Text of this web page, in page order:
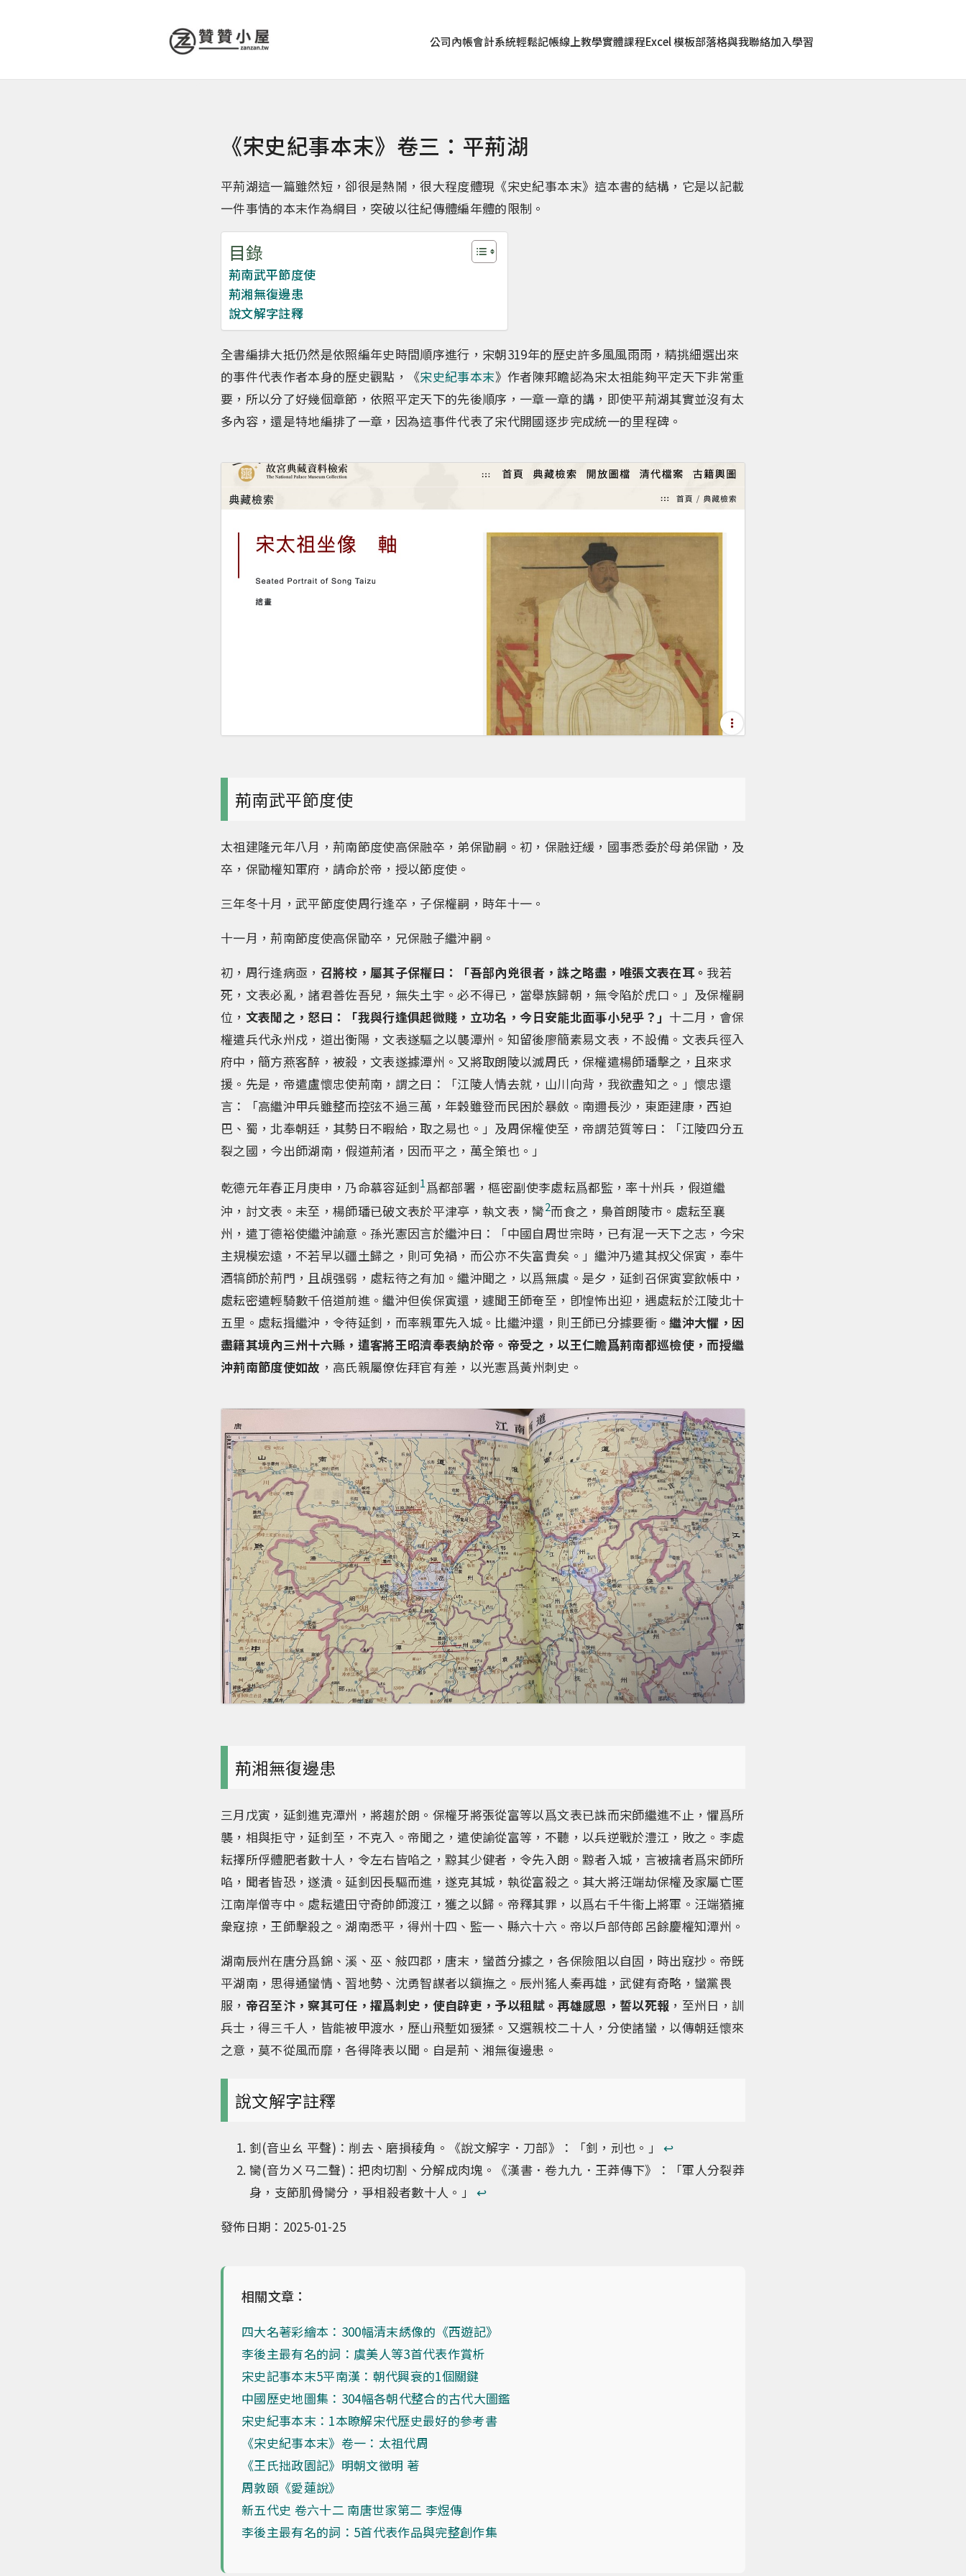
公司內帳會計系統輕鬆記帳線上教學實體課程Excel 模板部落格與我聯絡加入學習
《宋史紀事本末》卷三：平荊湖
平荊湖這一篇雖然短，卻很是熱鬧，很大程度體現《宋史紀事本末》這本書的結構，它是以記載
一件事情的本末作為綱目，突破以往紀傳體編年體的限制。
目錄
荊南武平節度使
荊湘無復邊患
說文解字註釋
全書編排大抵仍然是依照編年史時間順序進行，宋朝319年的歷史許多風風雨雨，精挑細選出來
的事件代表作者本身的歷史觀點，《宋史紀事本末》作者陳邦瞻認為宋太祖能夠平定天下非常重
要，所以分了好幾個章節，依照平定天下的先後順序，一章一章的講，即使平荊湖其實並沒有太
多內容，還是特地編排了一章，因為這事件代表了宋代開國逐步完成統一的里程碑。
荊南武平節度使
太祖建隆元年八月，荊南節度使高保融卒，弟保勖嗣。初，保融迂緩，國事悉委於母弟保勖，及
卒，保勖權知軍府，請命於帝，授以節度使。
三年冬十月，武平節度使周行逢卒，子保權嗣，時年十一。
十一月，荊南節度使高保勖卒，兄保融子繼沖嗣。
初，周行逢病亟， 召將校，屬其子保權曰：「吾部內兇很者，誅之略盡，唯張文表在耳。 我若
死，文表必亂，諸君善佐吾兒，無失土宇。必不得已，當舉族歸朝，無令陷於虎口。」及保權嗣
位， 文表聞之，怒曰：「我與行逢俱起微賤，立功名，今日安能北面事小兒乎？」 十二月，會保
權遣兵代永州戍，道出衡陽，文表遂驅之以襲潭州。知留後廖簡素易文表，不設備。文表兵徑入
府中，簡方燕客醉，被殺，文表遂據潭州。又將取朗陵以滅周氏，保權遣楊師璠擊之，且來求
援。先是，帝遣盧懷忠使荊南，謂之曰：「江陵人情去就，山川向背，我欲盡知之。」懷忠還
言：「高繼沖甲兵雖整而控弦不過三萬，年穀雖登而民困於暴斂。南邇長沙，東距建康，西迫
巴、蜀，北奉朝廷，其勢日不暇給，取之易也。」及周保權使至，帝謂范質等曰：「江陵四分五
裂之國，今出師湖南，假道荊渚，因而平之，萬全策也。」
乾德元年春正月庚申，乃命慕容延釗1 爲都部署，樞密副使李處耘爲都監，率十州兵，假道繼
沖，討文表。未至，楊師璠已破文表於平津亭，執文表，臠2而食之，梟首朗陵市。處耘至襄
州，遣丁德裕使繼沖諭意。孫光憲因言於繼沖曰：「中國自周世宗時，已有混一天下之志，今宋
主規模宏遠，不若早以疆土歸之，則可免禍，而公亦不失富貴矣。」繼沖乃遣其叔父保寅，奉牛
酒犒師於荊門，且覘强弱，處耘待之有加。繼沖聞之，以爲無虞。是夕，延釗召保寅宴飲帳中，
處耘密遣輕騎數千倍道前進。繼沖但俟保寅還，遽聞王師奄至，卽惶怖出迎，遇處耘於江陵北十
五里。處耘揖繼沖，令待延釗，而率親軍先入城。比繼沖還，則王師已分據要衝。繼沖大懼，因
盡籍其境內三州十六縣，遣客將王昭濟奉表納於帝。帝受之，以王仁贍爲荊南都巡檢使，而授繼
沖荊南節度使如故 ，高氏親屬僚佐拜官有差，以光憲爲黃州刺史。
荊湘無復邊患
三月戊寅，延釗進克潭州，將趨於朗。保權牙將張從富等以爲文表已誅而宋師繼進不止，懼爲所
襲，相與拒守，延釗至，不克入。帝聞之，遣使諭從富等，不聽，以兵逆戰於澧江，敗之。李處
耘擇所俘體肥者數十人，令左右皆啗之，黥其少健者，令先入朗。黥者入城，言被擒者爲宋師所
啗，聞者皆恐，遂潰。延釗因長驅而進，遂克其城，執從富殺之。其大將汪端劫保權及家屬亡匿
江南岸僧寺中。處耘遣田守奇帥師渡江，獲之以歸。帝釋其罪，以爲右千牛衞上將軍。汪端猶擁
衆寇掠，王師擊殺之。湖南悉平，得州十四、監一、縣六十六。帝以戶部侍郎呂餘慶權知潭州。
湖南辰州在唐分爲錦、溪、巫、敍四郡，唐末，蠻酋分據之，各保險阻以自固，時出寇抄。帝旣
平湖南，思得通蠻情、習地勢、沈勇智謀者以鎭撫之。辰州猺人秦再雄，武健有奇略，蠻黨畏
服， 帝召至汴，察其可任，擢爲刺史，使自辟吏，予以租賦。再雄感恩，誓以死報 ，至州日，訓
兵士，得三千人，皆能被甲渡水，歷山飛塹如猨猱。又選親校二十人，分使諸蠻，以傳朝廷懷來
之意，莫不從風而靡，各得降表以聞。自是荊、湘無復邊患。
說文解字註釋
釗(音ㄓㄠ 平聲)：削去、磨損稜角。《說文解字．刀部》：「釗，刓也。」↩︎
臠(音ㄌㄨㄢ二聲)：把肉切割、分解成肉塊。《漢書．卷九九．王莽傳下》：「軍人分裂莽
身，支節肌骨臠分，爭相殺者數十人。」↩︎
發佈日期：2025-01-25
相關文章：
四大名著彩繪本：300幅清末綉像的《西遊記》
李後主最有名的詞：虞美人等3首代表作賞析
宋史記事本末5平南漢：朝代興衰的1個關鍵
中國歷史地圖集：304幅各朝代整合的古代大圖鑑
宋史紀事本末：1本瞭解宋代歷史最好的參考書
《宋史紀事本末》卷一：太祖代周
《王氏拙政園記》明朝文徵明 著
周敦頤《愛蓮說》
新五代史 卷六十二 南唐世家第二 李煜傳
李後主最有名的詞：5首代表作品與完整創作集